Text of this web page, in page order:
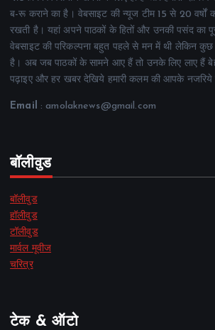
ब-रू कराने का है। वेबसाइट की न्यूज टीम 15 से 20 वर्षों
रखती है। यहां अपने पाठकों के हितों और उनकी पसंद का
वेबसाइट की परिकल्पना बहुत पहले से मन में थी लेकिन कुछ
है। अब जब पाठकों के सामने आए हैं तो उनके लिए लाए हैं
पढ़ाइए और हर खबर देखिये हमारी कलम की आपके नजरिये
Email : amolaknews@gmail.com
बॉलीवुड
बॉलीवुड
हॉलीवुड
टॉलीवुड
मार्वल मूवीज
चरित्र
टेक & ऑटो